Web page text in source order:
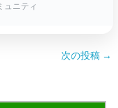
ュニティ
次の投稿 →